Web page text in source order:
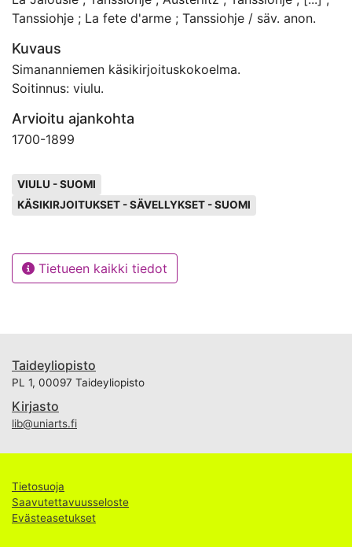
Tanssiohje ; La fete d'arme ; Tanssiohje / säv. anon.
Kuvaus
Simananniemen käsikirjoituskokoelma.
Soitinnus: viulu.
Arvioitu ajankohta
1700-1899
VIULU - SUOMI
KÄSIKIRJOITUKSET - SÄVELLYKSET - SUOMI
Tietueen kaikki tiedot
Taideyliopisto
PL 1, 00097 Taideyliopisto
Kirjasto
lib@uniarts.fi
Tietosuoja
Saavutettavuusseloste
Evästeasetukset